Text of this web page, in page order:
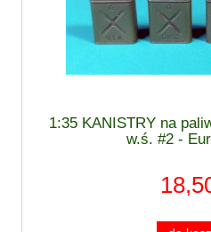
1:35 KANISTRY na
w.ś. #2 -